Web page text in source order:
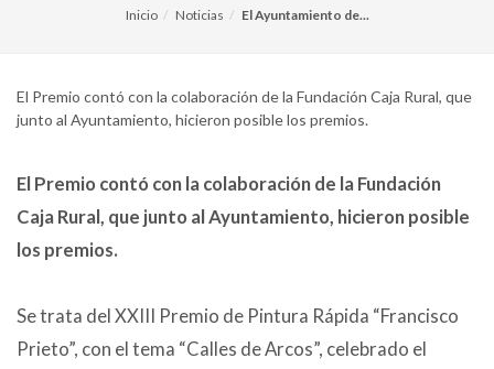
Inicio Noticias El Ayuntamiento de...
El Premio contó con la colaboración de la Fundación Caja Rural, que
junto al Ayuntamiento, hicieron posible los premios.
El Premio contó con la colaboración de la Fundación
Caja Rural, que junto al Ayuntamiento, hicieron posible
los premios.
Se trata del XXIII Premio de Pintura Rápida “Francisco
Prieto”, con el tema “Calles de Arcos”, celebrado el